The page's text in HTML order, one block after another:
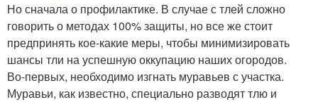
Но сначала о профилактике. В случае с тлей сложно
говорить о методах 100% защиты, но все же стоит
предпринять кое-какие меры, чтобы минимизировать
шансы тли на успешную оккупацию наших огородов.
Во-первых, необходимо изгнать муравьев с участка.
Муравьи, как известно, специально разводят тлю и